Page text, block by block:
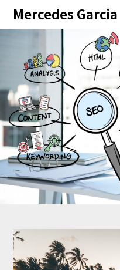
SkipMercedes Garcia